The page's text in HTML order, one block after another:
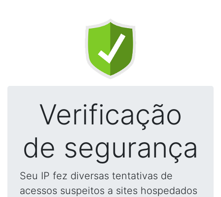
Verificação
de segurança
Seu IP fez diversas tentativas de
acessos suspeitos a sites hospedados